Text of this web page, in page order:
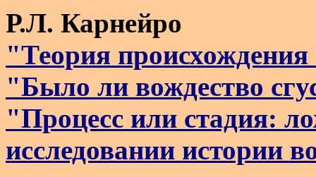
Р.Л. Карнейро
"Теория происхождения
"Было ли вождество
"Процесс или стадия:
исследовании истории